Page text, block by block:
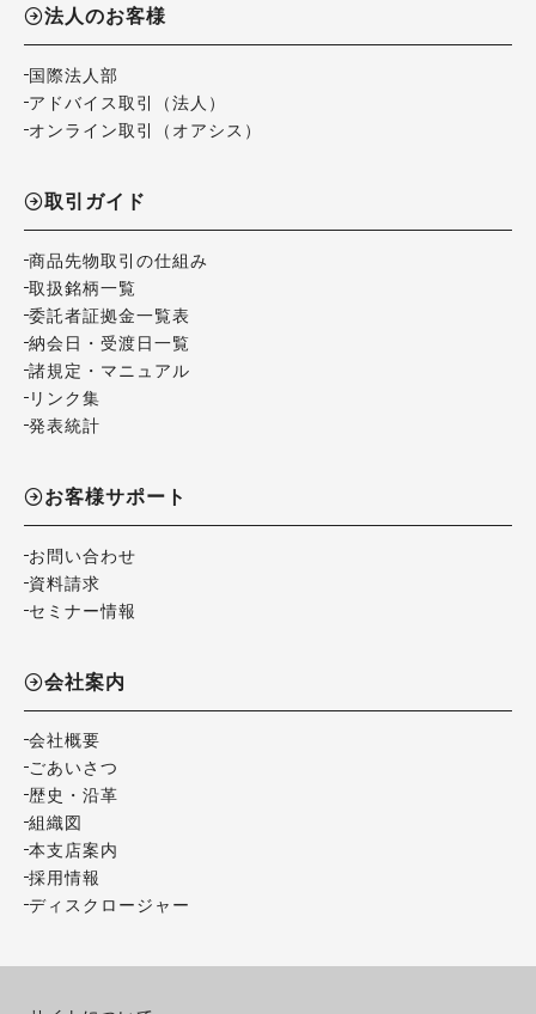
法人のお客様
国際法人部
アドバイス取引（法人）
オンライン取引（オアシス）
取引ガイド
商品先物取引の仕組み
取扱銘柄一覧
委託者証拠金一覧表
納会日・受渡日一覧
諸規定・マニュアル
リンク集
発表統計
お客様サポート
お問い合わせ
資料請求
セミナー情報
会社案内
会社概要
ごあいさつ
歴史・沿革
組織図
本支店案内
採用情報
ディスクロージャー